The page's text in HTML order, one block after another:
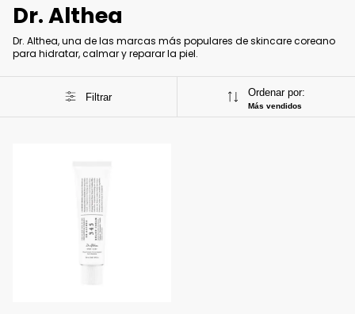
Dr. Althea
Dr. Althea, una de las marcas más populares de skincare coreano
para hidratar, calmar y reparar la piel.
Filtrar Ordenar por:
Más vendidos